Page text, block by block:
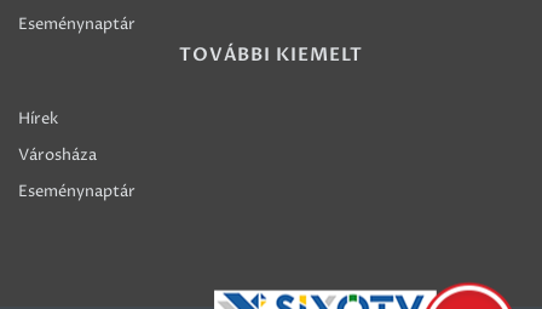
Eseménynaptár
TOVÁBBI KIEMELT
Hírek
Városháza
Eseménynaptár